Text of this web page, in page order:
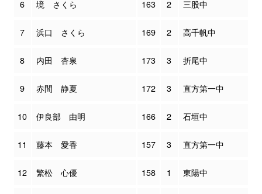
6 境 さくら 163 2 三股中
7 浜口 さくら 169 2 高千帆中
8 内田 杏泉 173 3 折尾中
9 赤間 静夏 172 3 直方第一中
10 伊良部 由明 166 2 石垣中
11 藤本 愛香 157 3 直方第一中
12 繁松 心優 158 1 東陽中